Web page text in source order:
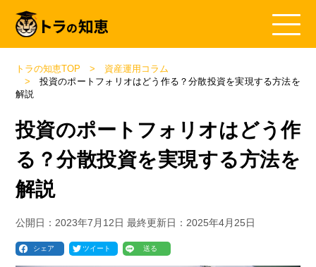
トラの知恵TOP
資産運用コラム
投資のポートフォリオはどう作る？分散投資を実現する方法を
解説
投資のポートフォリオはどう作
る？分散投資を実現する方法を
解説
公開日： 2023年7月12日 最終更新日： 2025年4月25日
シェア ツイート 送る